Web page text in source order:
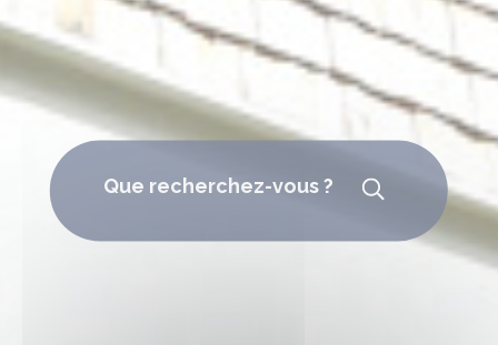
Que recherchez-vous ?
Rechercher